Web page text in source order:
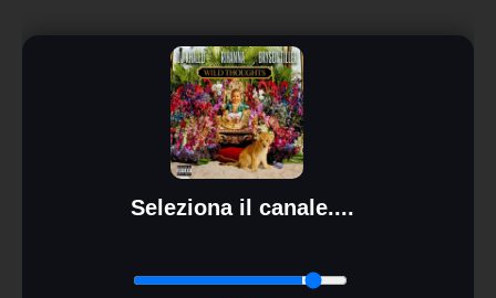
Seleziona il canale....